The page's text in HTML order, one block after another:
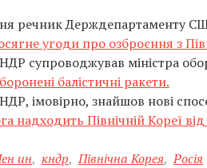
речник Держдепартаменту
угоди про озброєння з
супроводжував міністра
балістичні ракети.
імовірно, знайшов нові
надходить Північній Кореї від
ин, кндр, Північна Корея, Росія